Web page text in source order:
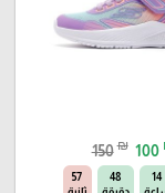
150 ₪ 100
14
48
56